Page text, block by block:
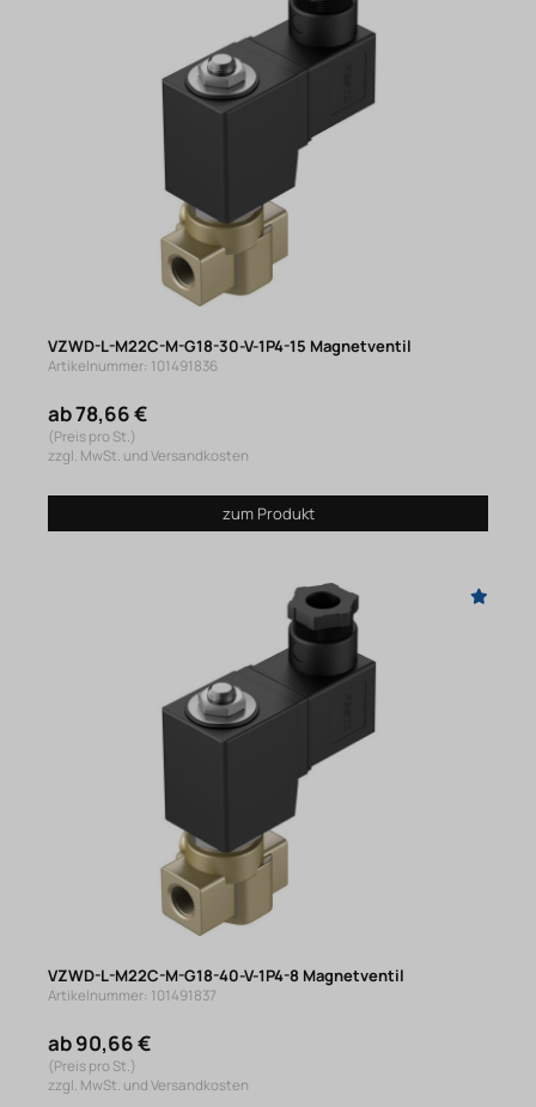
VZWD-L-M22C-M-G18-30-V-1P4-15 Magnetventil
Artikelnummer: 101491836
ab 78,66 €
(Preis pro St.)
zzgl. MwSt. und Versandkosten
zum Produkt
VZWD-L-M22C-M-G18-40-V-1P4-8 Magnetventil
Artikelnummer: 101491837
ab 90,66 €
(Preis pro St.)
zzgl. MwSt. und Versandkosten